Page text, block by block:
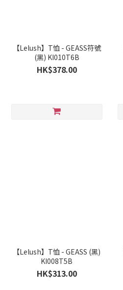
【Lelush】T恤 - GEASS符號
(黑) KI010T6B
HK$378.00
【Lelush】T恤 - GEASS (黑)
KI008T5B
HK$313.00